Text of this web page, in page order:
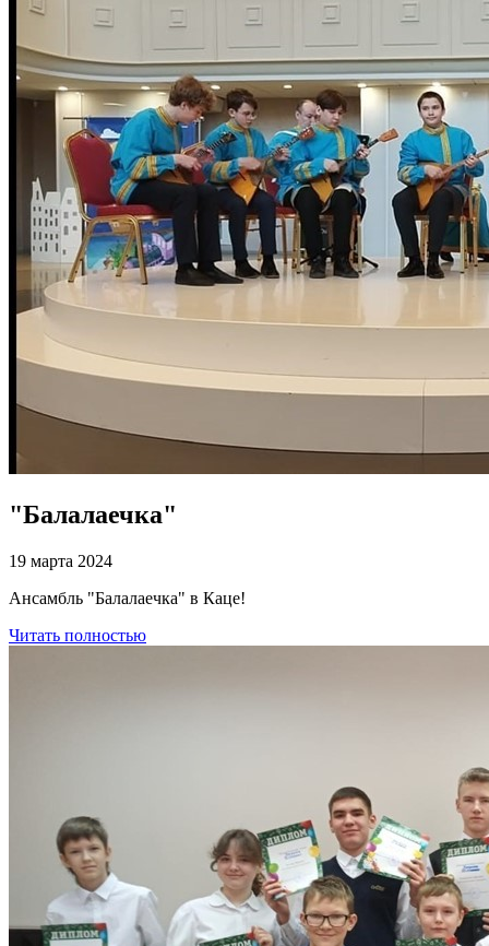
"Балалаечка"
19 марта 2024
Ансамбль "Балалаечка" в Каце!
Читать полностью